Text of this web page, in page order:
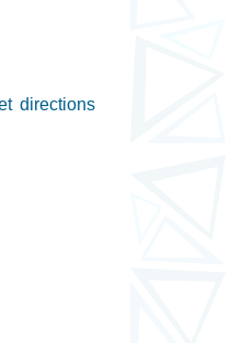
directions